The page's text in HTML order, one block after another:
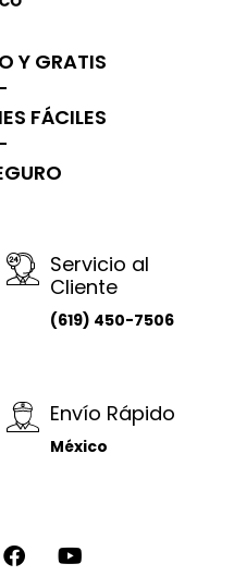
Y GRATIS
FÁCILES
Servicio al
Cliente
(619) 450-7506
Envío Rápido
México